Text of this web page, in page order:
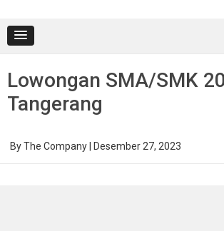
Lowongan SMA/SMK
Tangerang
ByThe Company Desember 27, 2023